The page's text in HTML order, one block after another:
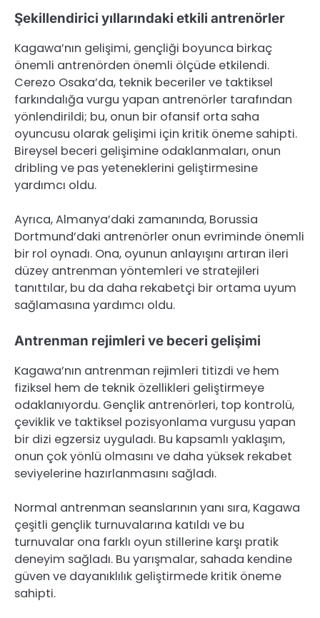
Şekillendirici yıllarındaki etkili antrenörler
Kagawa’nın gelişimi, gençliği boyunca birkaç
önemli antrenörden önemli ölçüde etkilendi.
Cerezo Osaka’da, teknik beceriler ve taktiksel
farkındalığa vurgu yapan antrenörler tarafından
yönlendirildi; bu, onun bir ofansif orta saha
oyuncusu olarak gelişimi için kritik öneme sahipti.
Bireysel beceri gelişimine odaklanmaları, onun
dribling ve pas yeteneklerini geliştirmesine
yardımcı oldu.
Ayrıca, Almanya’daki zamanında, Borussia
Dortmund’daki antrenörler onun evriminde önemli
bir rol oynadı. Ona, oyunun anlayışını artıran ileri
düzey antrenman yöntemleri ve stratejileri
tanıttılar, bu da daha rekabetçi bir ortama uyum
sağlamasına yardımcı oldu.
Antrenman rejimleri ve beceri gelişimi
Kagawa’nın antrenman rejimleri titizdi ve hem
fiziksel hem de teknik özellikleri geliştirmeye
odaklanıyordu. Gençlik antrenörleri, top kontrolü,
çeviklik ve taktiksel pozisyonlama vurgusu yapan
bir dizi egzersiz uyguladı. Bu kapsamlı yaklaşım,
onun çok yönlü olmasını ve daha yüksek rekabet
seviyelerine hazırlanmasını sağladı.
Normal antrenman seanslarının yanı sıra, Kagawa
çeşitli gençlik turnuvalarına katıldı ve bu
turnuvalar ona farklı oyun stillerine karşı pratik
deneyim sağladı. Bu yarışmalar, sahada kendine
güven ve dayanıklılık geliştirmede kritik öneme
sahipti.